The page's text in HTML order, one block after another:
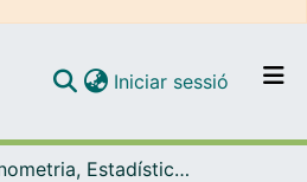
Navega per tot el DD
Iniciar sessió (current)
Econometria, Estadística i Economia Aplicada